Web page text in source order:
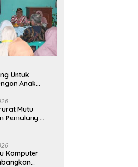
Untuk
Anak
Mutu
Pemalang:
Komputer